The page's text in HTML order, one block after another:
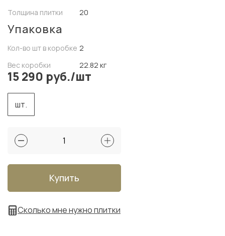
Толщина плитки
20
Упаковка
Кол-во шт в коробке 2
Вес коробки
22.82 кг
15 290 руб./шт
шт.
Купить
Сколько мне нужно плитки